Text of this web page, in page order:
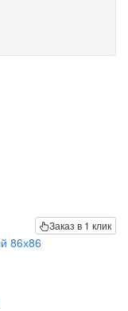
Заказ в 1 клик